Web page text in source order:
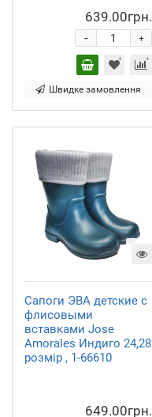
639.00грн.
+
-
Швидке замовлення
Сапоги ЭВА детские с
флисовыми
вставками Jose
Amorales Индиго 24,28
розмір , 1-66610
649.00грн.